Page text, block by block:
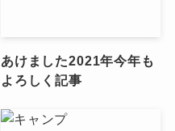
あけました2021年今年も
よろしく記事